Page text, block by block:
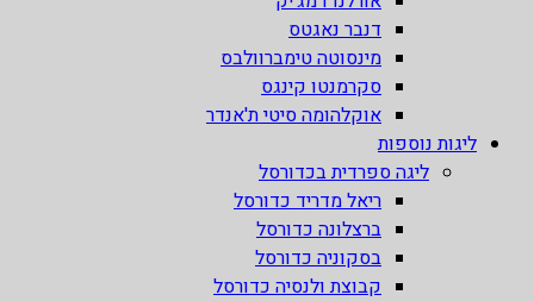
דנבר נאגטס
מינסוטה טימברוולבס
סקרמנטו קינגס
אוקלהומה סיטי ת'אנדר
ליגות נוספות
ליגה ספרדית בכדורסל
ריאל מדריד כדורסל
ברצלונה כדורסל
בסקוניה כדורסל
קבוצת ולנסיה כדורסל